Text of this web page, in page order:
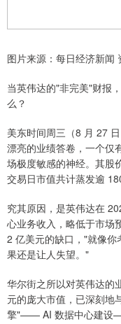
图片来源：每日经济新闻
当英伟达的"非完美"财报
么？
美东时间周三（8 月 27
漂亮的业绩答卷，一个仅
场极度敏感的神经。其股
交易日市值共计蒸发逾
究其原因，是英伟达在
心业务收入，略低于市场
2 亿美元的缺口，"就像
果还是让人失望。"
华尔街之所以对英伟达的
元的庞大市值，已深刻地
擎"—— AI 数据中心建设